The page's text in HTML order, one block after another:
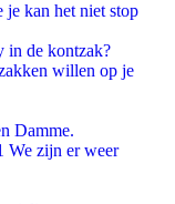
kan het niet stop
in de kontzak?
willen op je
Damme.
We zijn er weer